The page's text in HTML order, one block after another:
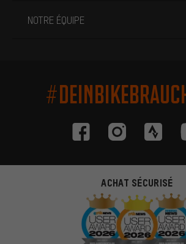
NOTRE ÉQUIPE
ACHAT SÉCURISÉ